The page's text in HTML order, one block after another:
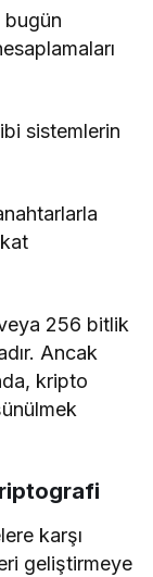
bugün
sistemlerin
256 bitlik
Ancak
kripto
karşı
geliştirmeye